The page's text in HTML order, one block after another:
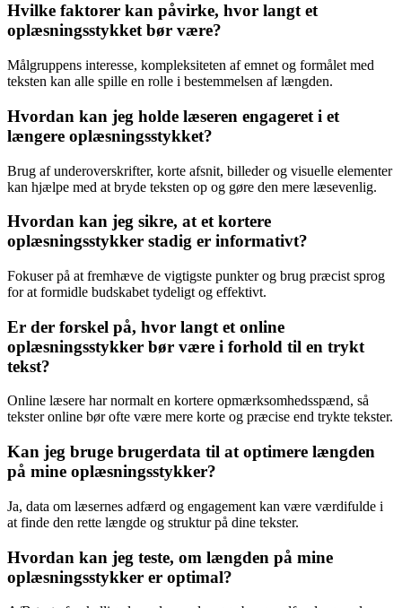
Hvilke faktorer kan påvirke, hvor langt et
oplæsningsstykket bør være?
Målgruppens interesse, kompleksiteten af emnet og formålet med
teksten kan alle spille en rolle i bestemmelsen af længden.
Hvordan kan jeg holde læseren engageret i et
længere oplæsningsstykket?
Brug af underoverskrifter, korte afsnit, billeder og visuelle elementer
kan hjælpe med at bryde teksten op og gøre den mere læsevenlig.
Hvordan kan jeg sikre, at et kortere
oplæsningsstykker stadig er informativt?
Fokuser på at fremhæve de vigtigste punkter og brug præcist sprog
for at formidle budskabet tydeligt og effektivt.
Er der forskel på, hvor langt et online
oplæsningsstykker bør være i forhold til en trykt
tekst?
Online læsere har normalt en kortere opmærksomhedsspænd, så
tekster online bør ofte være mere korte og præcise end trykte tekster.
Kan jeg bruge brugerdata til at optimere længden
på mine oplæsningsstykker?
Ja, data om læsernes adfærd og engagement kan være værdifulde i
at finde den rette længde og struktur på dine tekster.
Hvordan kan jeg teste, om længden på mine
oplæsningsstykker er optimal?